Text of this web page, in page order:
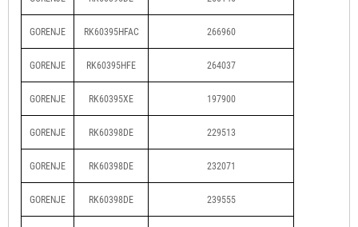
GORENJE RK60395HFAC 266960
GORENJE RK60395HFE 264037
GORENJE RK60395XE 197900
GORENJE RK60398DE 229513
GORENJE RK60398DE 232071
GORENJE RK60398DE 239555